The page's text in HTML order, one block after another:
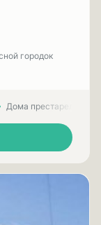
городок
Дома престарелых